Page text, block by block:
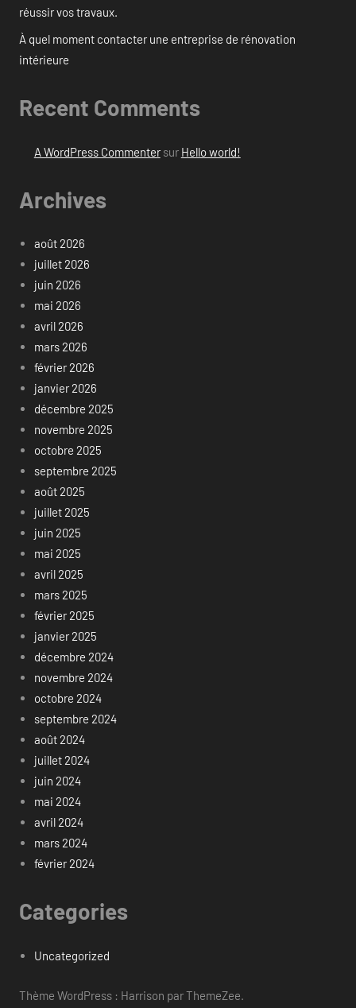
réussir vos travaux.
À quel moment contacter une entreprise de rénovation
intérieure
Recent Comments
A WordPress Commentersur Hello world!
Archives
août 2026
juillet 2026
juin 2026
mai 2026
avril 2026
mars 2026
février 2026
janvier 2026
décembre 2025
novembre 2025
octobre 2025
septembre 2025
août 2025
juillet 2025
juin 2025
mai 2025
avril 2025
mars 2025
février 2025
janvier 2025
décembre 2024
novembre 2024
octobre 2024
septembre 2024
août 2024
juillet 2024
juin 2024
mai 2024
avril 2024
mars 2024
février 2024
Categories
Uncategorized
Thème WordPress : Harrison par ThemeZee.